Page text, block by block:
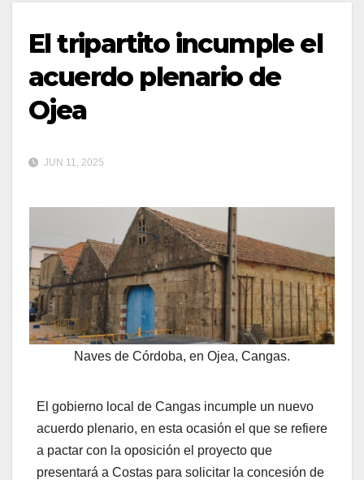
El tripartito incumple el
acuerdo plenario de
Ojea
JUN 11, 2025
Naves de Córdoba, en Ojea, Cangas.
El gobierno local de Cangas incumple un nuevo
acuerdo plenario, en esta ocasión el que se refiere
a pactar con la oposición el proyecto que
presentará a Costas para solicitar la concesión de